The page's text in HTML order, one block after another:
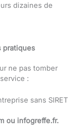
dizaines de
pratiques
ne pas tomber
:
sans SIRET
ou infogreffe.fr.